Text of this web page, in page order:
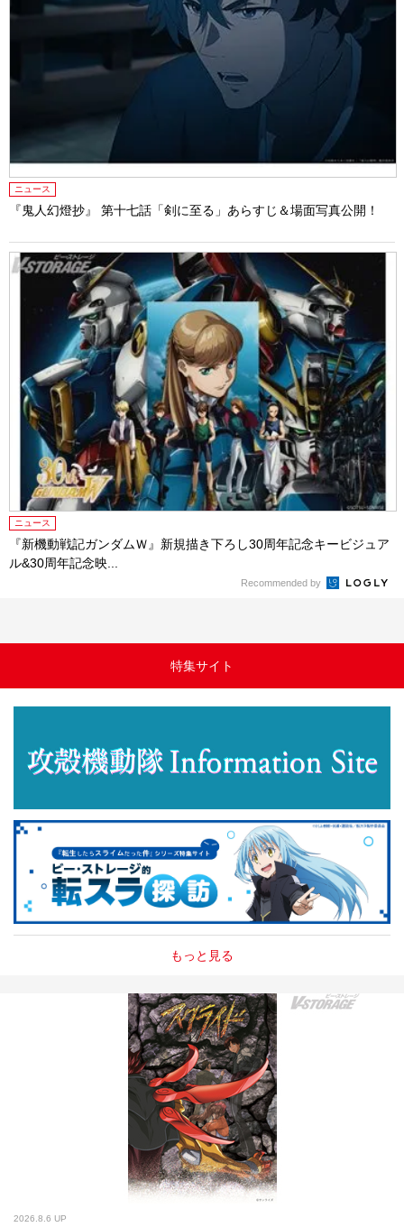
ニュース
『鬼人幻燈抄』 第十七話「剣に至る」あらすじ＆場面写真公開！
ニュース
『新機動戦記ガンダムＷ』新規描き下ろし30周年記念キービジュア
ル&30周年記念映...
Recommended by
特集サイト
もっと見る
2026.8.6 UP